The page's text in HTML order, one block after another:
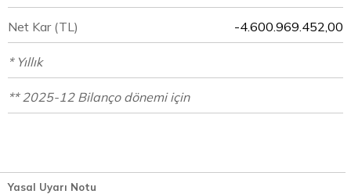
Net Kar (TL) -4.600.969.452,00
* Yıllık
** 2025-12 Bilanço dönemi için
Yasal Uyarı Notu